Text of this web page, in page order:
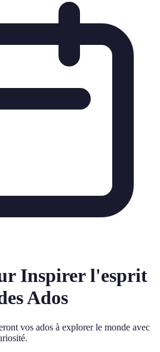
Inspirer l'esprit
Ados
vos ados à explorer le monde avec